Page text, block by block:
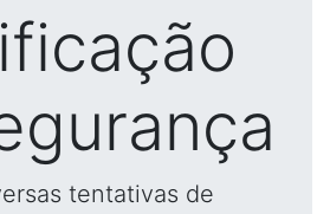
tentativas de